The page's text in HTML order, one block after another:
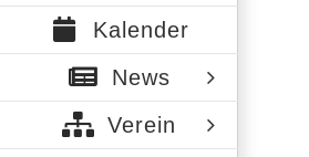
Kalender
News
Verein